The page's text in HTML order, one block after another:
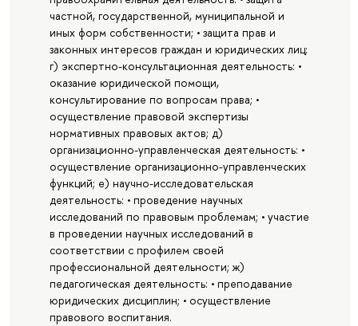
частной, государственной, муниципальной и
иных форм собственности; • защита прав и
законных интересов граждан и юридических лиц;
г) экспертно-консультационная деятельность: •
оказание юридической помощи,
консультирование по вопросам права; •
осуществление правовой экспертизы
нормативных правовых актов; д)
организационно-управленческая деятельность: •
осуществление организационно-управленческих
функций; е) научно-исследовательская
деятельность: • проведение научных
исследований по правовым проблемам; • участие
в проведении научных исследований в
соответствии с профилем своей
профессиональной деятельности; ж)
педагогическая деятельность: • преподавание
юридических дисциплин; • осуществление
правового воспитания.